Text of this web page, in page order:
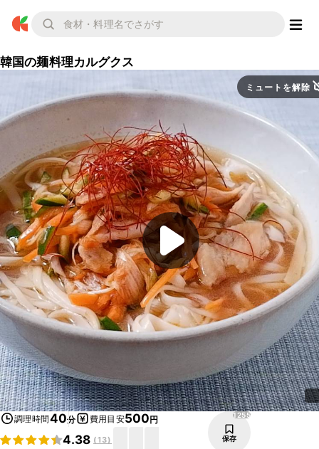
韓国の麺料理カルグクス
ミュートを解除
調理時間40分 費用目安500円
4.38 (13)
1255
保存